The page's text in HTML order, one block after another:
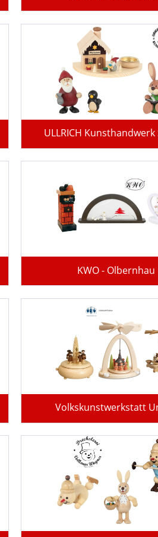
ULLRICH Kunsthandwerk
KWO - Olbernhau
Volkskunstwerkstatt